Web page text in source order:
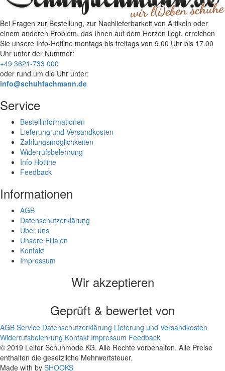
Bei Fragen zur Bestellung, zur Nachlieferbarkeit von Artikeln oder
einem anderen Problem, das Ihnen auf dem Herzen liegt, erreichen
Sie unsere Info-Hotline montags bis freitags von 9.00 Uhr bis 17.00
Uhr unter der Nummer:
+49 3621-733 000
oder rund um die Uhr unter:
info@schuhfachmann.de
Service
Bestellinformationen
Lieferung und Versandkosten
Zahlungsmöglichkeiten
Widerrufsbelehrung
Info Hotline
Feedback
Informationen
AGB
Datenschutzerklärung
Über uns
Unsere Filialen
Kontakt
Impressum
Wir akzeptieren
Geprüft & bewertet von
AGB Service Datenschutzerklärung Lieferung und Versandkosten
Widerrufsbelehrung Kontakt Impressum Feedback
© 2019 Leifer Schuhmode KG. Alle Rechte vorbehalten. Alle Preise
enthalten die gesetzliche Mehrwertsteuer.
Made with by SHOOKS